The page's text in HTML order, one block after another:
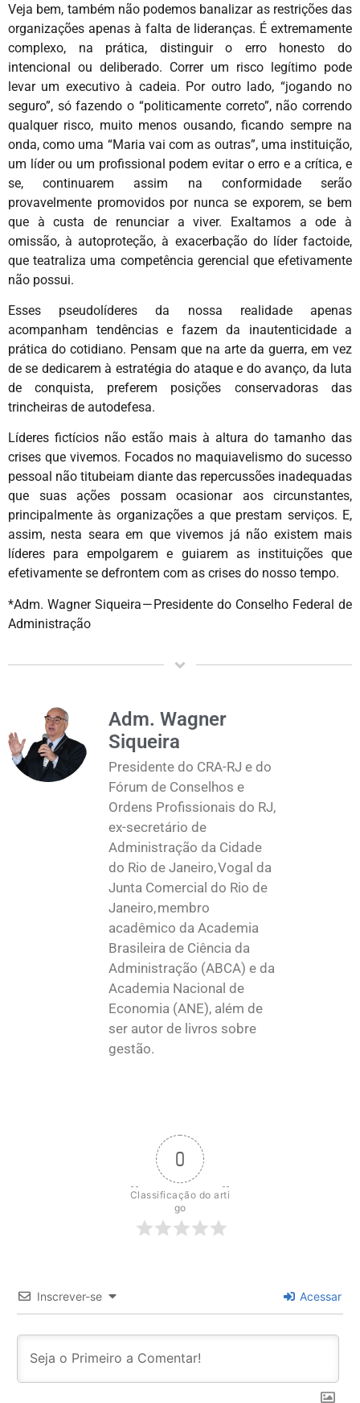
Veja bem, também não podemos banalizar as restrições das
organizações apenas à falta de lideranças. É extremamente
complexo, na prática, distinguir o erro honesto do
intencional ou deliberado. Correr um risco legítimo pode
levar um executivo à cadeia. Por outro lado, “jogando no
seguro”, só fazendo o “politicamente correto”, não correndo
qualquer risco, muito menos ousando, ficando sempre na
onda, como uma “Maria vai com as outras”, uma instituição,
um líder ou um profissional podem evitar o erro e a crítica, e
se, continuarem assim na conformidade serão
provavelmente promovidos por nunca se exporem, se bem
que à custa de renunciar a viver. Exaltamos a ode à
omissão, à autoproteção, à exacerbação do líder factoide,
que teatraliza uma competência gerencial que efetivamente
não possui.
Esses pseudolíderes da nossa realidade apenas
acompanham tendências e fazem da inautenticidade a
prática do cotidiano. Pensam que na arte da guerra, em vez
de se dedicarem à estratégia do ataque e do avanço, da luta
de conquista, preferem posições conservadoras das
trincheiras de autodefesa.
Líderes fictícios não estão mais à altura do tamanho das
crises que vivemos. Focados no maquiavelismo do sucesso
pessoal não titubeiam diante das repercussões inadequadas
que suas ações possam ocasionar aos circunstantes,
principalmente às organizações a que prestam serviços. E,
assim, nesta seara em que vivemos já não existem mais
líderes para empolgarem e guiarem as instituições que
efetivamente se defrontem com as crises do nosso tempo.
*Adm. Wagner Siqueira — Presidente do Conselho Federal de
Administração
Adm. Wagner
Siqueira
Presidente do CRA-RJ e do
Fórum de Conselhos e
Ordens Profissionais do RJ,
ex-secretário de
Administração da Cidade
do Rio de Janeiro, Vogal da
Junta Comercial do Rio de
Janeiro, membro
acadêmico da Academia
Brasileira de Ciência da
Administração (ABCA) e da
Academia Nacional de
Economia (ANE), além de
ser autor de livros sobre
gestão.
0
Classificação do arti
go
Inscrever-se Acessar